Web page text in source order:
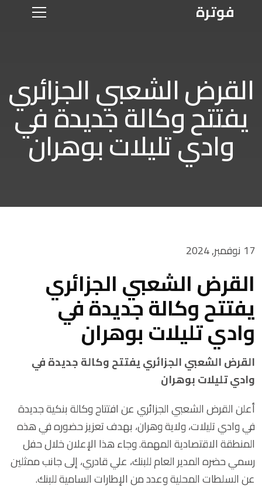
فوترة
القرض الشعبي الجزائري
يفتتح وكالة جديدة في
وادي تليلات بوهران
17 نوفمبر, 2024
القرض الشعبي الجزائري
يفتتح وكالة جديدة في
وادي تليلات بوهران
القرض الشعبي الجزائري يفتتح وكالة جديدة في
وادي تليلات بوهران
أعلن القرض الشعبي الجزائري عن افتتاح وكالة بنكية جديدة
في وادي تليلات، ولاية وهران، بهدف تعزيز حضوره في هذه
المنطقة الاقتصادية المهمة. وجاء هذا الإعلان خلال حفل
رسمي حضره المدير العام للبنك، علي قادري، إلى جانب ممثلين
عن السلطات المحلية وعدد من الإطارات السامية للبنك.